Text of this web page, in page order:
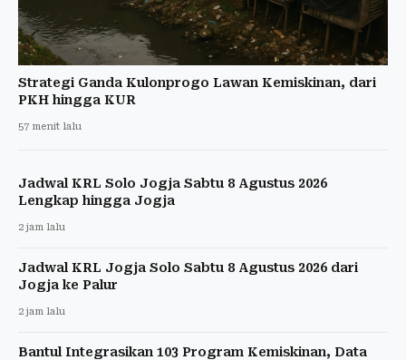
Strategi Ganda Kulonprogo Lawan Kemiskinan, dari
PKH hingga KUR
57 menit lalu
Jadwal KRL Solo Jogja Sabtu 8 Agustus 2026
Lengkap hingga Jogja
2 jam lalu
Jadwal KRL Jogja Solo Sabtu 8 Agustus 2026 dari
Jogja ke Palur
2 jam lalu
Bantul Integrasikan 103 Program Kemiskinan, Data